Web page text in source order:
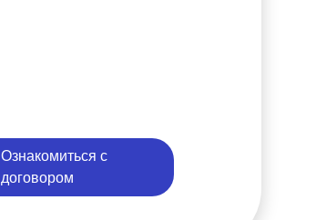
Ознакомиться с
договором